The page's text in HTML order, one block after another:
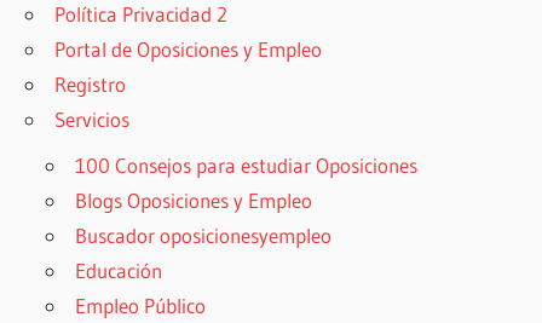
Política Privacidad 2
Portal de Oposiciones y Empleo
Registro
Servicios
100 Consejos para estudiar Oposiciones
Blogs Oposiciones y Empleo
Buscador oposicionesyempleo
Educación
Empleo Público